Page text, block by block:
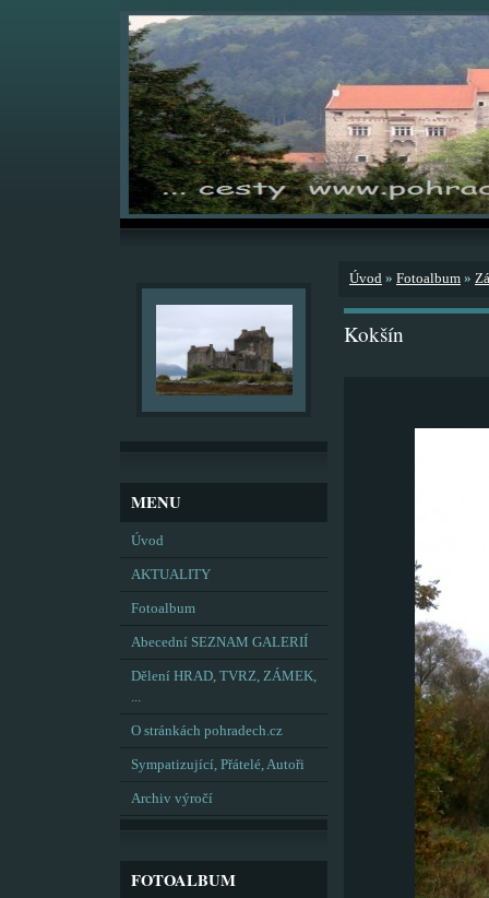
MENU
Úvod
AKTUALITY
Fotoalbum
Abecední SEZNAM GALERIÍ
Dělení HRAD, TVRZ, ZÁMEK,
...
O stránkách pohradech.cz
Sympatizující, Přátelé, Autoři
Archiv výročí
FOTOALBUM
Úvod » Fotoalbum »
Kokšín